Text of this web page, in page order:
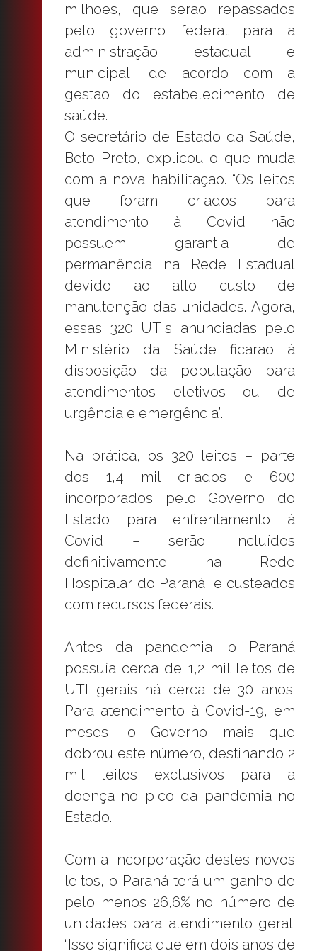
milhões, que serão repassados
pelo governo federal para a
administração estadual e
municipal, de acordo com a
gestão do estabelecimento de
saúde.
O secretário de Estado da Saúde,
Beto Preto, explicou o que muda
com a nova habilitação. “Os leitos
que foram criados para
atendimento à Covid não
possuem garantia de
permanência na Rede Estadual
devido ao alto custo de
manutenção das unidades. Agora,
essas 320 UTIs anunciadas pelo
Ministério da Saúde ficarão à
disposição da população para
atendimentos eletivos ou de
urgência e emergência”.
Na prática, os 320 leitos – parte
dos 1,4 mil criados e 600
incorporados pelo Governo do
Estado para enfrentamento à
Covid – serão incluídos
definitivamente na Rede
Hospitalar do Paraná, e custeados
com recursos federais.
Antes da pandemia, o Paraná
possuía cerca de 1,2 mil leitos de
UTI gerais há cerca de 30 anos.
Para atendimento à Covid-19, em
meses, o Governo mais que
dobrou este número, destinando 2
mil leitos exclusivos para a
doença no pico da pandemia no
Estado.
Com a incorporação destes novos
leitos, o Paraná terá um ganho de
pelo menos 26,6% no número de
unidades para atendimento geral.
“Isso significa que em dois anos de